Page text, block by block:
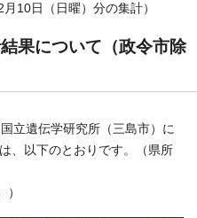
10日（日曜）分の集計）
果について（政令市除
立遺伝学研究所（三島市）に
、以下のとおりです。（県所